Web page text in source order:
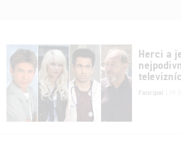
Herci a
Fancipal